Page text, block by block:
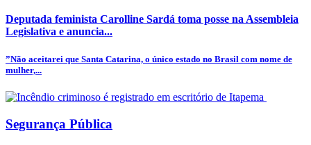
Deputada feminista Carolline Sardá toma posse na Assembleia
Legislativa e anuncia...
”Não aceitarei que Santa Catarina, o único estado no Brasil com nome de
mulher,...
Segurança Pública